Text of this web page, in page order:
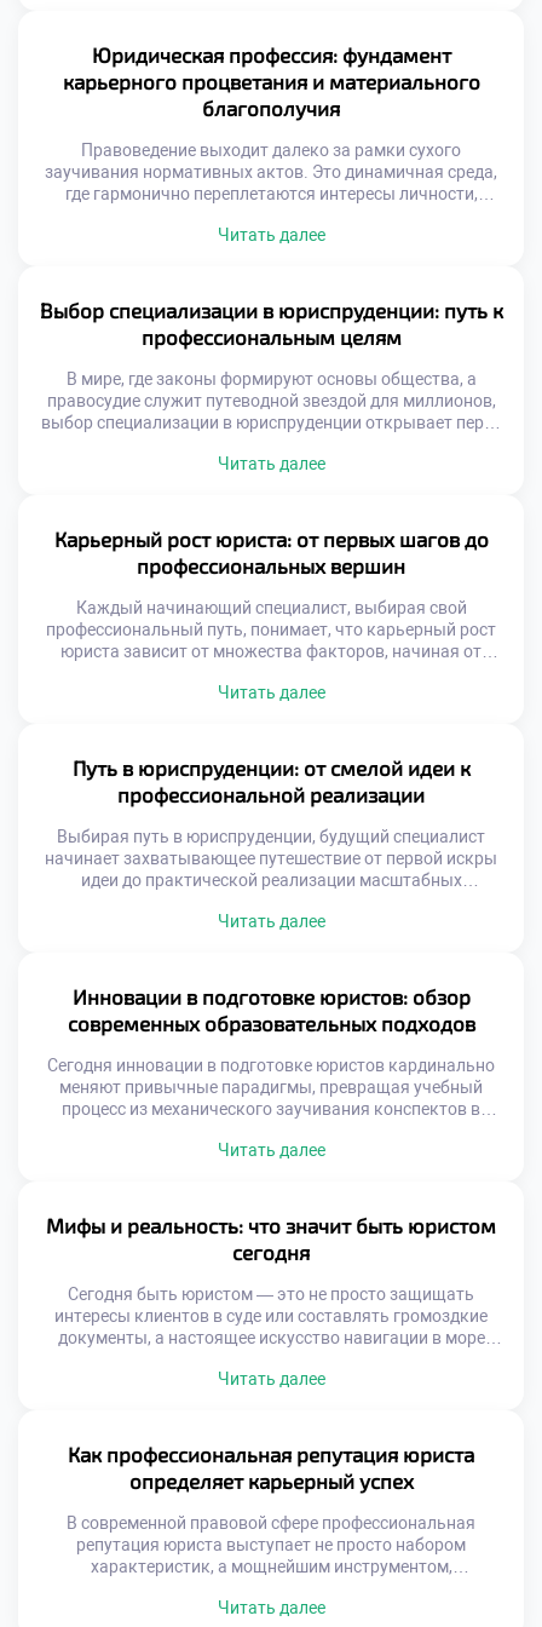
общественные процессы и открывая широкие горизонты.
В этом материале мы разберем, почему […]
Юридическая профессия: фундамент
карьерного процветания и материального
благополучия
Правоведение выходит далеко за рамки сухого
заучивания нормативных актов. Это динамичная среда,
где гармонично переплетаются интересы личности,
широкие горизонты: от построения блестящей карьеры до
воспитывает будущих руководителей, почему данная
специальность гарантирует карьерный лифт и какие […]
Читать далее
Выбор специализации в юриспруденции: путь к
профессиональным целям
В мире, где законы формируют основы общества, а
правосудие служит путеводной звездой для миллионов,
выбор специализации в юриспруденции открывает перед
карьерных возможностей. Это не просто вопрос о том,
амбиций. Чтобы успешно ориентироваться в этом […]
Читать далее
Карьерный рост юриста: от первых шагов до
профессиональных вершин
Каждый начинающий специалист, выбирая свой
профессиональный путь, понимает, что карьерный рост
юриста зависит от множества факторов, начиная от
умением гибко адаптироваться к меняющимся реалиям.
перспектив в этой сфере поистине безграничен. Правовое
дело требует не только острого ума […]
Читать далее
Путь в юриспруденции: от смелой идеи к
профессиональной реализации
Выбирая путь в юриспруденции, будущий специалист
начинает захватывающее путешествие от первой искры
идеи до практической реализации масштабных
творческая креативность и строгая логика сплетаются в
свободы граждан. Чтобы успешно преодолеть этот
сложный маршрут и превратить […]
Читать далее
Инновации в подготовке юристов: обзор
современных образовательных подходов
Сегодня инновации в подготовке юристов кардинально
меняют привычные парадигмы, превращая учебный
процесс из механического заучивания конспектов в
традиций и передовых цифровых решений. Современные
судебных заседаний до алгоритмов на базе нейросетей
для разбора сложных правовых коллизий. Чтобы
успешно освоить […]
Читать далее
Мифы и реальность: что значит быть юристом
сегодня
Сегодня быть юристом — это не просто защищать
интересы клиентов в суде или составлять громоздкие
документы, а настоящее искусство навигации в море
соседствуют с суровой реальностью ежедневной
практикой, фундаментальным шагом становится хорошее
образование в техникуме […]
Читать далее
Как профессиональная репутация юриста
определяет карьерный успех
В современной правовой сфере профессиональная
репутация юриста выступает не просто набором
характеристик, а мощнейшим инструментом,
возможностям. Подобно искусной шахматной партии, где
Читать далее